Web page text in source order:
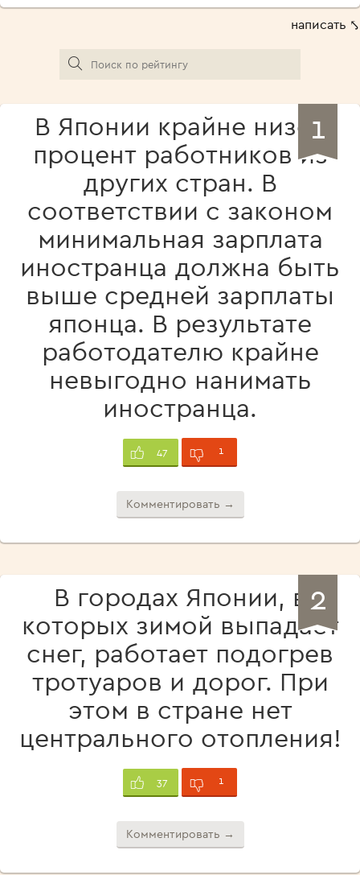
написать ⤣
1
В Японии крайне низок
процент работников из
других стран. В
соответствии с законом
минимальная зарплата
иностранца должна быть
выше средней зарплаты
японца. В результате
работодателю крайне
невыгодно нанимать
иностранца.
47 1
Комментировать →
2
В городах Японии, в
которых зимой выпадает
снег, работает подогрев
тротуаров и дорог. При
этом в стране нет
центрального отопления!
37 1
Комментировать →